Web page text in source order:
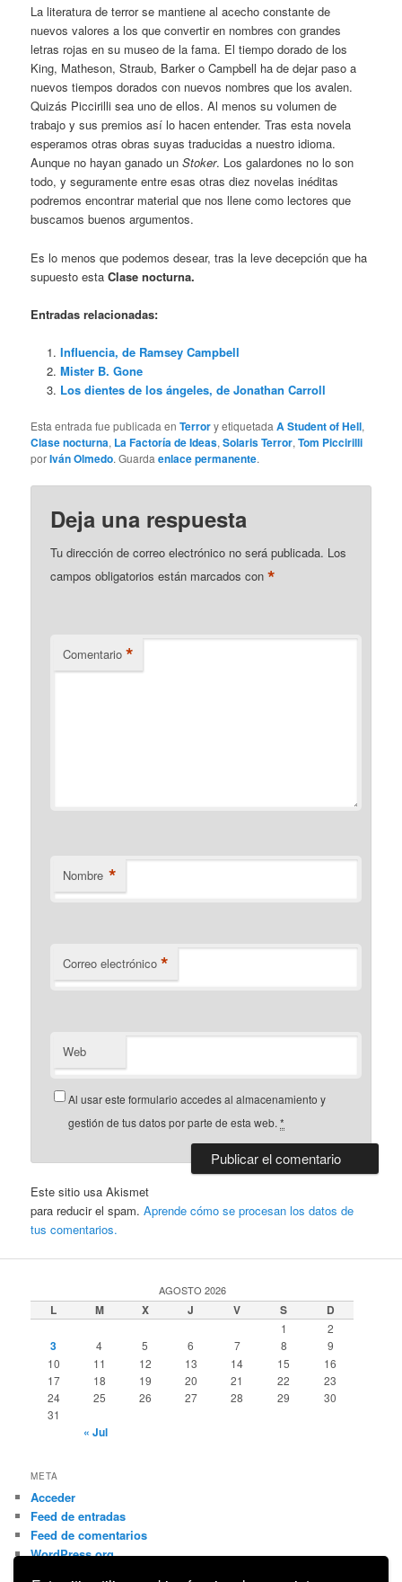
La literatura de terror se mantiene al acecho constante de
nuevos valores a los que convertir en nombres con grandes
letras rojas en su museo de la fama. El tiempo dorado de los
King, Matheson, Straub, Barker o Campbell ha de dejar paso a
nuevos tiempos dorados con nuevos nombres que los avalen.
Quizás Piccirilli sea uno de ellos. Al menos su volumen de
trabajo y sus premios así lo hacen entender. Tras esta novela
esperamos otras obras suyas traducidas a nuestro idioma.
Aunque no hayan ganado unStoker. Los galardones no lo son
todo, y seguramente entre esas otras diez novelas inéditas
podremos encontrar material que nos llene como lectores que
buscamos buenos argumentos.
Es lo menos que podemos desear, tras la leve decepción que ha
supuesto estaClase nocturna.
Entradas relacionadas:
Influencia, de Ramsey Campbell
Mister B. Gone
Los dientes de los ángeles, de Jonathan Carroll
Esta entrada fue publicada enTerrory etiquetadaA Student of Hell,
Clase nocturna, La Factoría de Ideas,Solaris Terror,Tom Piccirilli
porIván Olmedo. Guardaenlace permanente.
Deja una respuesta
Tu dirección de correo electrónico no será publicada. Los
campos obligatorios están marcados con*
Comentario *
Nombre *
Correo electrónico *
Web
Al usar este formulario accedes al almacenamiento y
gestión de tus datos por parte de esta web.*
Este sitio usa Akismet
para reducir el spam.Aprende cómo se procesan los datos de
tus comentarios.
AGOSTO 2026
L M X J V S D
1 2
3 4 5 6 7 8
9
10
11 12 13 14 15
16
17
18 19 20 21 22
23
24
25 26 27 28 29
30
31
« Jul
META
Acceder
Feed de entradas
Feed de comentarios
WordPress.org